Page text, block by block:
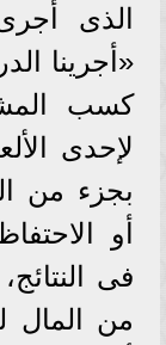
الذى
كسب
لإحدى
بجزء من
أو
فى
من المال